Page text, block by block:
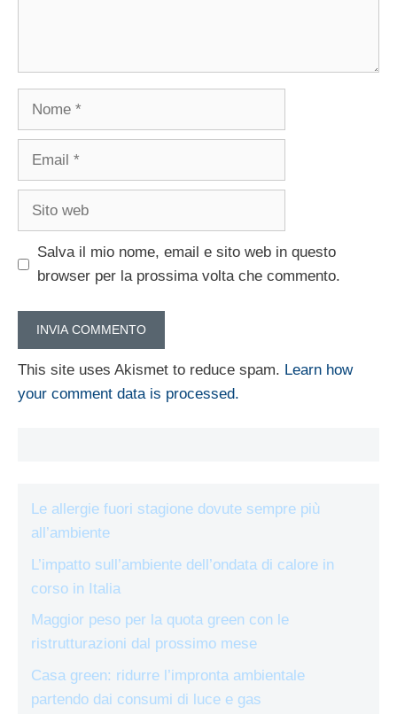
Nome
Email
Sito
Salva il mio nome, email e sito web in questo
browser per la prossima volta che commento.
This site uses Akismet to reduce spam. Learn how
your comment data is processed.
Le allergie fuori stagione dovute sempre più
all’ambiente
L’impatto sull’ambiente dell’ondata di calore in
corso in Italia
Maggior peso per la quota green con le
ristrutturazioni dal prossimo mese
Casa green: ridurre l’impronta ambientale
partendo dai consumi di luce e gas